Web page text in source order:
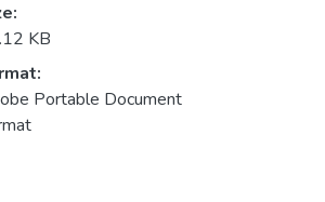
KB
Portable Document